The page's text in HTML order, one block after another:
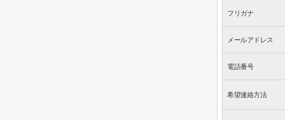
フリガナ
メールアドレス
電話番号
希望連絡方法